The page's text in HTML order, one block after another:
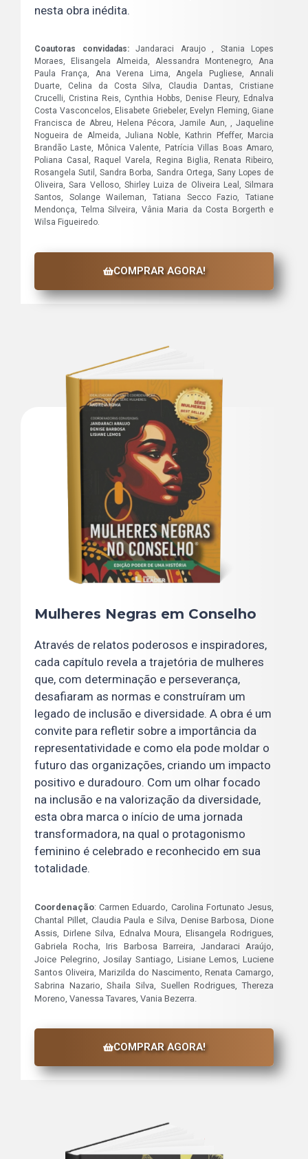
nesta obra inédita.
Coautoras convidadas:Jandaraci Araujo , Stania Lopes
Moraes, Elisangela Almeida, Alessandra Montenegro, Ana
Paula França, Ana Verena Lima, Angela Pugliese, Annali
Duarte, Celina da Costa Silva, Claudia Dantas, Cristiane
Crucelli, Cristina Reis, Cynthia Hobbs, Denise Fleury, Ednalva
Costa Vasconcelos, Elisabete Griebeler, Evelyn Fleming, Giane
Francisca de Abreu, Helena Pécora, Jamile Aun, , Jaqueline
Nogueira de Almeida, Juliana Noble, Kathrin Pfeffer, Marcia
Brandão Laste, Mônica Valente, Patrícia Villas Boas Amaro,
Poliana Casal, Raquel Varela, Regina Biglia, Renata Ribeiro,
Rosangela Sutil, Sandra Borba, Sandra Ortega, Sany Lopes de
Oliveira, Sara Velloso, Shirley Luiza de Oliveira Leal, Silmara
Santos, Solange Waileman, Tatiana Secco Fazio, Tatiane
Mendonça, Telma Silveira, Vânia Maria da Costa Borgerth e
Wilsa Figueiredo.
COMPRAR AGORA!
Mulheres Negras em Conselho
Através de relatos poderosos e inspiradores,
cada capítulo revela a trajetória de mulheres
que, com determinação e perseverança,
desafiaram as normas e construíram um
legado de inclusão e diversidade. A obra é um
convite para refletir sobre a importância da
representatividade e como ela pode moldar o
futuro das organizações, criando um impacto
positivo e duradouro. Com um olhar focado
na inclusão e na valorização da diversidade,
esta obra marca o início de uma jornada
transformadora, na qual o protagonismo
feminino é celebrado e reconhecido em sua
totalidade.
Coordenação: Carmen Eduardo, Carolina Fortunato Jesus,
Chantal Pillet, Claudia Paula e Silva, Denise Barbosa, Dione
Assis, Dirlene Silva, Ednalva Moura, Elisangela Rodrigues,
Gabriela Rocha, Iris Barbosa Barreira, Jandaraci Araújo,
Joice Pelegrino, Josilay Santiago, Lisiane Lemos, Luciene
Santos Oliveira, Marizilda do Nascimento, Renata Camargo,
Sabrina Nazario, Shaila Silva, Suellen Rodrigues, Thereza
Moreno, Vanessa Tavares, Vania Bezerra.
COMPRAR AGORA!